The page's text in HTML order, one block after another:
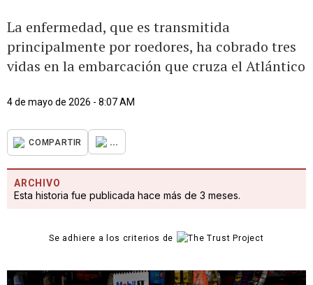
La enfermedad, que es transmitida
principalmente por roedores, ha cobrado tres
vidas en la embarcación que cruza el Atlántico
4 de mayo de 2026 - 8:07 AM
COMPARTIR ...
ARCHIVO
Esta historia fue publicada hace más de 3 meses.
Se adhiere a los criterios de